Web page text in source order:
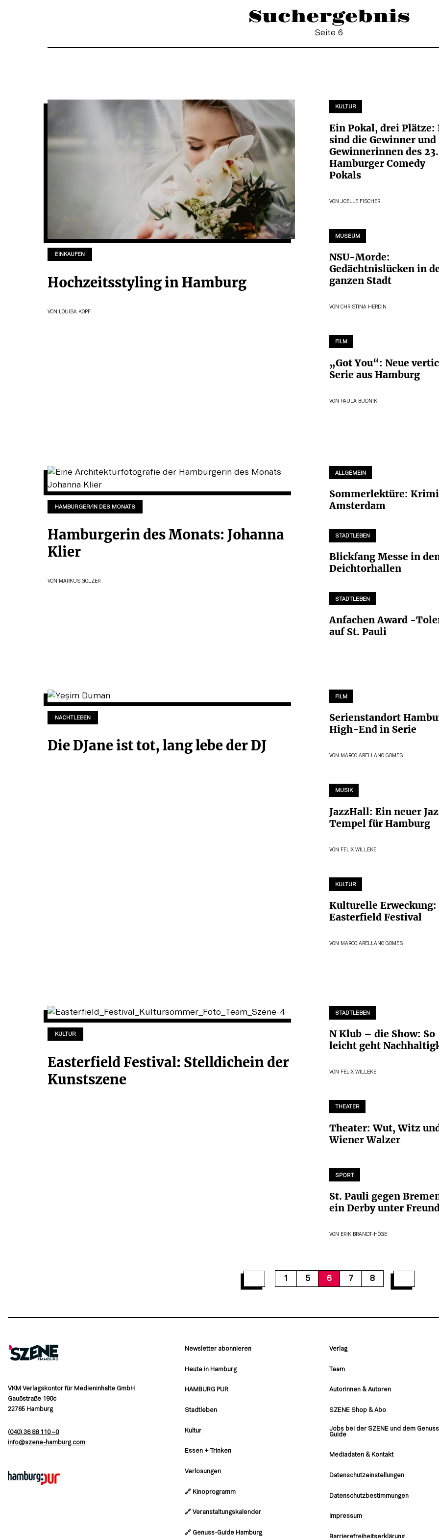
Suchergebnis
Seite 6
EINKAUFEN
Hochzeitsstyling in Hamburg
VON LOUISA KOPF
KULTUR
Ein Pokal, drei Plätze:
sind die Gewinner und
Gewinnerinnen des 23.
Hamburger Comedy
Pokals
VON JOELLE FISCHER
MUSEUM
NSU-Morde:
Gedächtnislücken in
ganzen Stadt
VON CHRISTINA HERDIN
FILM
„Got You“: Neue
Serie aus Hamburg
VON PAULA BUDNIK
HAMBURGER/IN DES MONATS
Hamburgerin des Monats: Johanna
Klier
VON MARKUS GÖLZER
ALLGEMEIN
Sommerlektüre: Krimi
Amsterdam
STADTLEBEN
Blickfang Messe in
Deichtorhallen
STADTLEBEN
Anfachen Award -
auf St. Pauli
NACHTLEBEN
Die DJane ist tot, lang lebe der DJ
FILM
Serienstandort
High-End in Serie
VON MARCO ARELLANO GOMES
MUSIK
JazzHall: Ein neuer
Tempel für Hamburg
VON FELIX WILLEKE
KULTUR
Kulturelle Erweckung:
Easterfield Festival
VON MARCO ARELLANO GOMES
KULTUR
Easterfield Festival: Stelldichein der
Kunstszene
STADTLEBEN
N Klub – die Show: So
leicht geht
VON FELIX WILLEKE
THEATER
Theater: Wut, Witz
Wiener Walzer
SPORT
St. Pauli gegen
ein Derby unter
VON ERIK BRANDT-HÖGE
1 5 6 7 8
VKM Verlagskontor für Medieninhalte GmbH
Gaußstraße 190c
22765 Hamburg
(040) 36 88 110 –0
moc.grubmah-enezs@ofni
Newsletter abonnieren
Heute in Hamburg
HAMBURG PUR
Stadtleben
Kultur
Essen + Trinken
Verlosungen
🔗 Kinoprogramm
🔗 Veranstaltungskalender
🔗 Genuss-Guide Hamburg
Verlag
Team
Autorinnen & Autoren
SZENE Shop & Abo
Jobs bei der SZENE und dem
Guide
Mediadaten & Kontakt
Datenschutzeinstellungen
Datenschutzbestimmungen
Impressum